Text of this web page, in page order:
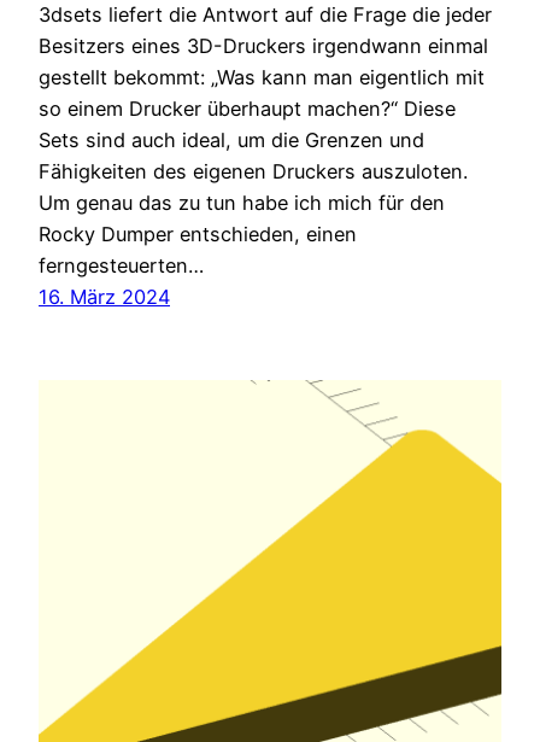
3dsets liefert die Antwort auf die Frage die jeder
Besitzers eines 3D-Druckers irgendwann einmal
gestellt bekommt: „Was kann man eigentlich mit
so einem Drucker überhaupt machen?“ Diese
Sets sind auch ideal, um die Grenzen und
Fähigkeiten des eigenen Druckers auszuloten.
Um genau das zu tun habe ich mich für den
Rocky Dumper entschieden, einen
ferngesteuerten…
16. März 2024